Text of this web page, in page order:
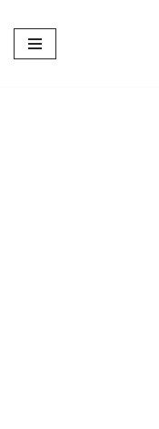
Sari